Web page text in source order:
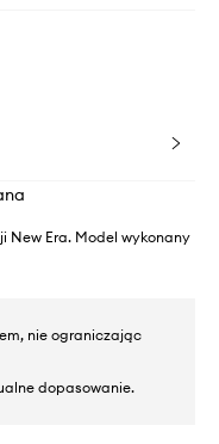
New Era. Model wykonany
nie ograniczając
dopasowanie.